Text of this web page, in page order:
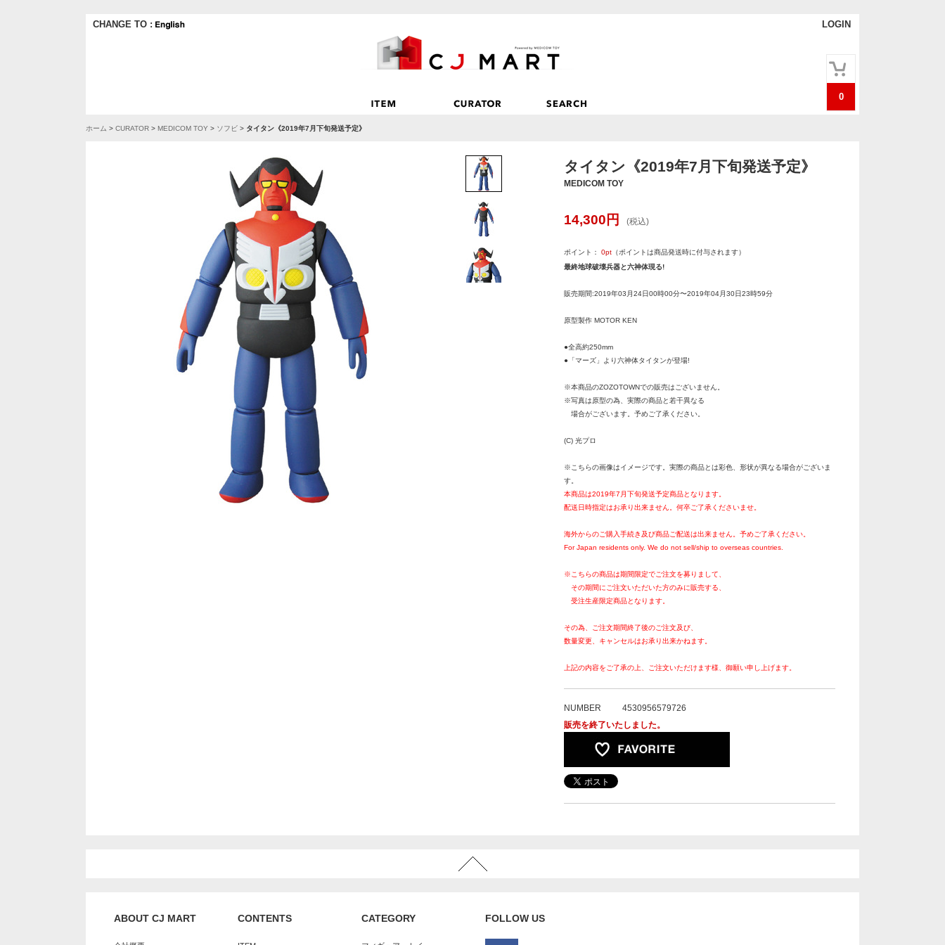
CHANGE TO : LOGIN
0
ホーム > CURATOR > MEDICOM TOY > ソフビ > タイタン《2019年7月下旬発送予定》
タイタン《2019年7月下旬発送予定》
MEDICOM TOY
14,300 円 (税込)
ポイント： 0pt （ポイントは商品発送時に付与されます）
最終地球破壊兵器と六神体現る!
販売期間:2019年03月24日00時00分〜2019年04月30日23時59分
原型製作 MOTOR KEN
●全高約250mm
●「マーズ」より六神体タイタンが登場!
※本商品のZOZOTOWNでの販売はございません。
※写真は原型の為、実際の商品と若干異なる
場合がございます。予めご了承ください。
(C) 光プロ
※こちらの画像はイメージです。実際の商品とは彩色、形状が異なる場合がございま
す。
本商品は2019年7月下旬発送予定商品となります。
配送日時指定はお承り出来ません。何卒ご了承くださいませ。
海外からのご購入手続き及び商品ご配送は出来ません。予めご了承ください。
For Japan residents only. We do not sell/ship to overseas countries.
※こちらの商品は期間限定でご注文を募りまして、
その期間にご注文いただいた方のみに販売する、
受注生産限定商品となります。
その為、ご注文期間終了後のご注文及び、
数量変更、キャンセルはお承り出来かねます。
上記の内容をご了承の上、ご注文いただけます様、御願い申し上げます。
NUMBER
4530956579726
販売を終了いたしました。
ABOUT CJ MART CONTENTS CATEGORY FOLLOW US